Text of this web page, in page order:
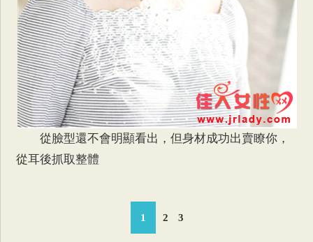
從臉型還不會明顯看出，但身材成功出賣瞭你，
從耳後抓取整體
1 2 3